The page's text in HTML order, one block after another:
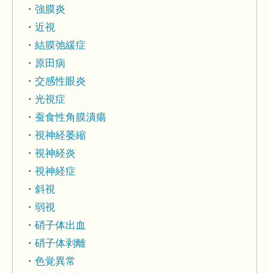
強膜炎
近視
結膜弛緩症
原田病
交感性眼炎
光視症
蚕食性角膜潰瘍
視神経萎縮
視神経炎
視神経症
斜視
弱視
硝子体出血
硝子体剥離
色覚異常